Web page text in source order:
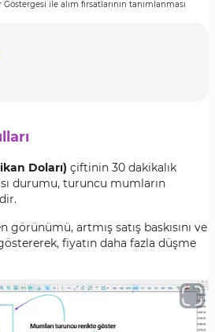
ile alım fırsatlarının tanımlanması
Doları) çiftinin 30 dakikalık
durumu, turuncu mumların
artmış satış baskısını ve
fiyatın daha fazla düşme